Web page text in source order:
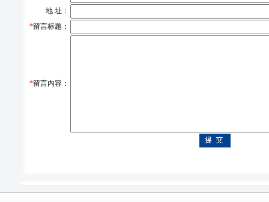
地 址：
*留言标题：
*留言内容：